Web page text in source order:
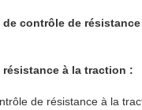
de contrôle de
à la traction :
de résistance à la